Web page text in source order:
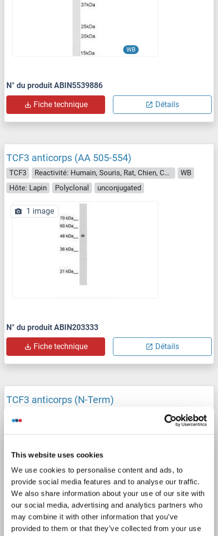
This website uses cookies
We use cookies to personalise content and ads, to
provide social media features and to analyse our traffic.
We also share information about your use of our site with
our social media, advertising and analytics partners who
may combine it with other information that you’ve
provided to them or that they’ve collected from your use
WB
N° du produit ABIN5539886
Fiche technique Détails
TCF3 anticorps (AA 505-554)
TCF3 Reactivité: Humain, Souris, Rat, Chien, Cobaye, Drosophila melanogaster, Hamster
WB
Hôte: Lapin
Polyclonal unconjugated
1 image
N° du produit ABIN203333
Fiche technique Détails
TCF3 anticorps (N-Term)
Reactivité: Humain, Souris, Rat, Chien, Cheval, Porc, Roussette (Chauve-souris), Singe
WB
1 image